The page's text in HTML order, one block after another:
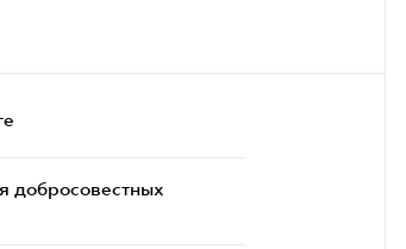
добросовестных